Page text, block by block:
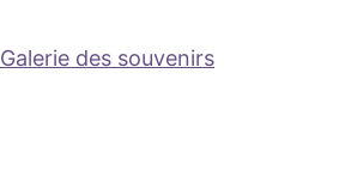
Galerie des souvenirs